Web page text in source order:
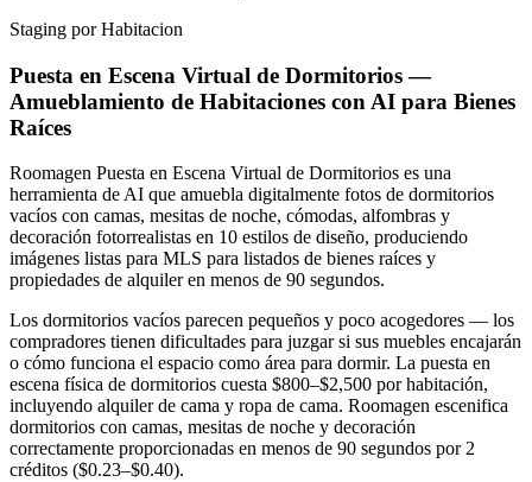
Staging por Habitacion
Puesta en Escena Virtual de Dormitorios —
Amueblamiento de Habitaciones con AI para Bienes
Raíces
Roomagen Puesta en Escena Virtual de Dormitorios es una
herramienta de AI que amuebla digitalmente fotos de dormitorios
vacíos con camas, mesitas de noche, cómodas, alfombras y
decoración fotorrealistas en 10 estilos de diseño, produciendo
imágenes listas para MLS para listados de bienes raíces y
propiedades de alquiler en menos de 90 segundos.
Los dormitorios vacíos parecen pequeños y poco acogedores — los
compradores tienen dificultades para juzgar si sus muebles encajarán
o cómo funciona el espacio como área para dormir. La puesta en
escena física de dormitorios cuesta $800–$2,500 por habitación,
incluyendo alquiler de cama y ropa de cama. Roomagen escenifica
dormitorios con camas, mesitas de noche y decoración
correctamente proporcionadas en menos de 90 segundos por 2
créditos ($0.23–$0.40).